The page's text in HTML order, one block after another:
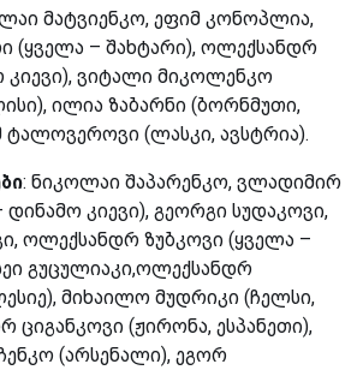
მატვიენკო, ეფიმ კონოპლია,
(ყველა – შახტარი), ოლექსანდრ
კიევი), ვიტალი მიკოლენკო
ილია ზაბარნი (ბორნმუთი,
ტალოვეროვი (ლასკი, ავსტრია).
: ნიკოლაი შაპარენკო, ვლადიმირ
კიევი), გეორგი სუდაკოვი,
ოლექსანდრ ზუბკოვი (ყველა –
გუცულიაკი,ოლექსანდრ
მიხაილო მუდრიკი (ჩელსი,
ციგანკოვი (ჟირონა, ესპანეთი),
(არსენალი), ეგორ